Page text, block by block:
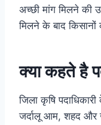
अच्छी मांग मिलने की
मिलने के बाद किसानों
क्या कहते है
जिला कृषि
जर्दालू आम, शहद और